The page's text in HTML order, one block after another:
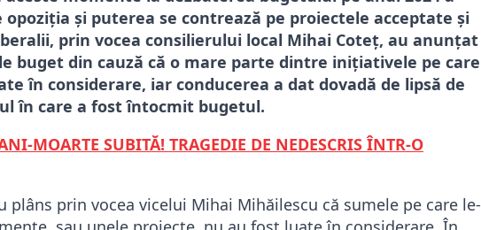
și puterea se contrează pe proiectele acceptate și
prin vocea consilierului local Mihai Coteț, au anunțat
buget din cauză că o mare parte dintre inițiativele pe care
în considerare, iar conducerea a dat dovadă de lipsă de
în care a fost întocmit bugetul.
MOARTE SUBITĂ! TRAGEDIE DE NEDESCRIS ÎNTR-O
plâns prin vocea vicelui Mihai Mihăilescu că sumele pe care le-